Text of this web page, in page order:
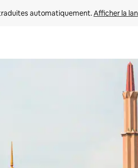
automatiquement. Afficher la